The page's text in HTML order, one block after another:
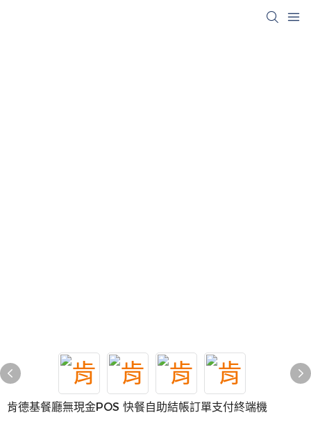
肯德基餐廳無現金POS 快餐自助結帳訂單支付終端機